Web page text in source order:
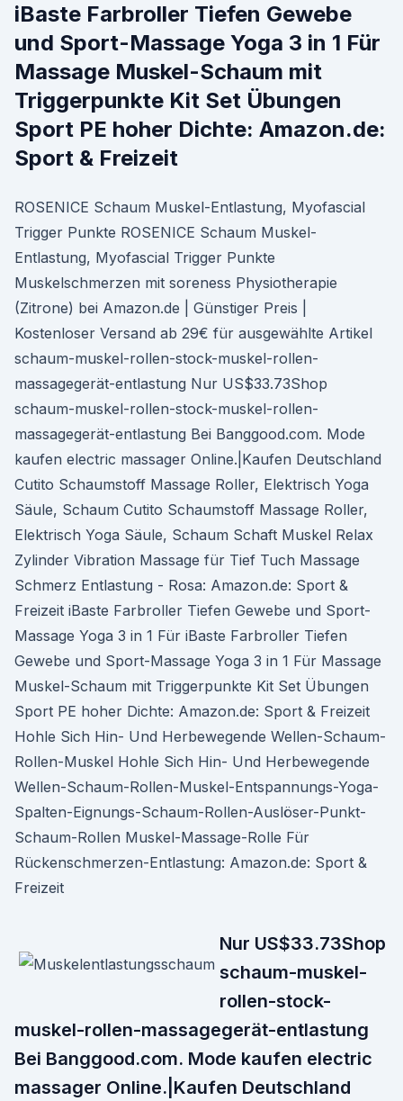
iBaste Farbroller Tiefen Gewebe
und Sport-Massage Yoga 3 in 1 Für
Massage Muskel-Schaum mit
Triggerpunkte Kit Set Übungen
Sport PE hoher Dichte: Amazon.de:
Sport & Freizeit
ROSENICE Schaum Muskel-Entlastung, Myofascial
Trigger Punkte ROSENICE Schaum Muskel-
Entlastung, Myofascial Trigger Punkte
Muskelschmerzen mit soreness Physiotherapie
(Zitrone) bei Amazon.de | Günstiger Preis |
Kostenloser Versand ab 29€ für ausgewählte Artikel
schaum-muskel-rollen-stock-muskel-rollen-
massagegerät-entlastung Nur US$33.73Shop
schaum-muskel-rollen-stock-muskel-rollen-
massagegerät-entlastung Bei Banggood.com. Mode
kaufen electric massager Online.|Kaufen Deutschland
Cutito Schaumstoff Massage Roller, Elektrisch Yoga
Säule, Schaum Cutito Schaumstoff Massage Roller,
Elektrisch Yoga Säule, Schaum Schaft Muskel Relax
Zylinder Vibration Massage für Tief Tuch Massage
Schmerz Entlastung - Rosa: Amazon.de: Sport &
Freizeit iBaste Farbroller Tiefen Gewebe und Sport-
Massage Yoga 3 in 1 Für iBaste Farbroller Tiefen
Gewebe und Sport-Massage Yoga 3 in 1 Für Massage
Muskel-Schaum mit Triggerpunkte Kit Set Übungen
Sport PE hoher Dichte: Amazon.de: Sport & Freizeit
Hohle Sich Hin- Und Herbewegende Wellen-Schaum-
Rollen-Muskel Hohle Sich Hin- Und Herbewegende
Wellen-Schaum-Rollen-Muskel-Entspannungs-Yoga-
Spalten-Eignungs-Schaum-Rollen-Auslöser-Punkt-
Schaum-Rollen Muskel-Massage-Rolle Für
Rückenschmerzen-Entlastung: Amazon.de: Sport &
Freizeit
Nur US$33.73Shop
schaum-muskel-
rollen-stock-
muskel-rollen-massagegerät-entlastung
Bei Banggood.com. Mode kaufen electric
massager Online.|Kaufen Deutschland